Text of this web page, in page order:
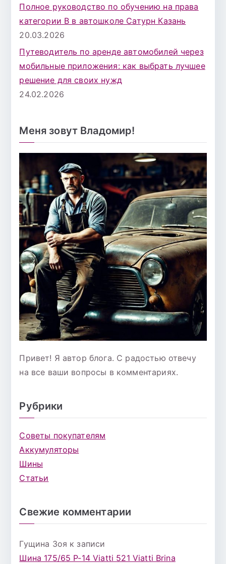
Полное руководство по обучению на права
категории B в автошколе Сатурн Казань
20.03.2026
Путеводитель по аренде автомобилей через
мобильные приложения: как выбрать лучшее
решение для своих нужд
24.02.2026
Меня зовут Владомир!
Привет! Я автор блога. С радостью отвечу
на все ваши вопросы в комментариях.
Рубрики
Советы покупателям
Аккумуляторы
Шины
Статьи
Свежие комментарии
Гущина Зоя к записи
Шина 175/65 Р-14 Viatti 521 Viatti Brina